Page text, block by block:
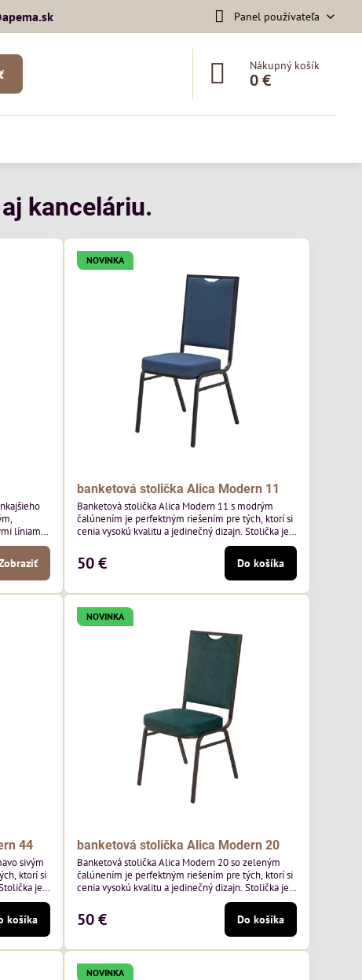
Panel používateľa
Nákupný košík
0 €
kanceláriu.
líniami.
nádych.
stoloch
NOVINKA
banketová stolička Alica Modern 11
Banketová stolička Alica Modern 11 s modrým
čalúnením je perfektným riešením pre tých, ktorí si
cenia vysokú kvalitu a jedinečný dizajn. Stolička je
výnimočná použitím vysoko kvalitného modrého
čalúnenia Mossa 79 od poľského výrobcu Davis
ktorého látka má hmotnosť 325 g/m², čo zaručuje
výnimočnú odolnosť a pohodlie. Okrem toho je
látka vybavená technológiou Easy-Clean, vďaka
ktorej sa ľahko...
50 € Do košíka
44
sivým
ktorí si
je
výrobcu
čo
Sivá farba
košíka
NOVINKA
banketová stolička Alica Modern 20
Banketová stolička Alica Modern 20 so zeleným
čalúnením je perfektným riešením pre tých, ktorí si
cenia vysokú kvalitu a jedinečný dizajn. Stolička je
výnimočná použitím vysoko kvalitného tmavo
zeleného zamatového čalúnenia od poľského
výrobcu Davis ktorého látka má hmotnosť 390
g/m², čo zaručuje výnimočnú odolnosť a pohodlie.
Kostra je tmavo hnedá.
50 € Do košíka
NOVINKA